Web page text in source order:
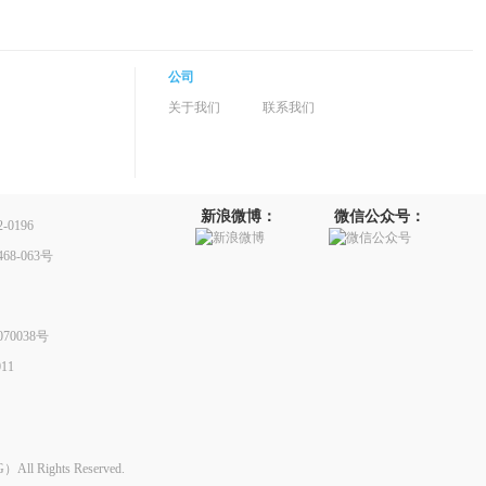
公司
关于我们
联系我们
0196
063号
号
新浪微博： 微信公众号：
All Rights Reserved.